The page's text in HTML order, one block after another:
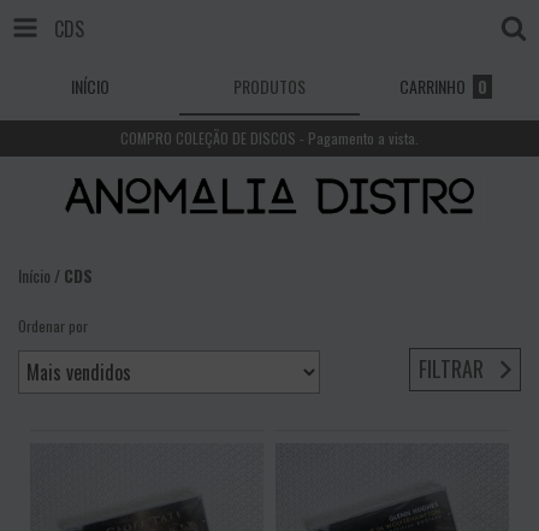
CDS
INÍCIO PRODUTOS CARRINHO 0
COMPRO COLEÇÃO DE DISCOS - Pagamento a vista.
Início /CDS
Ordenar por
FILTRAR